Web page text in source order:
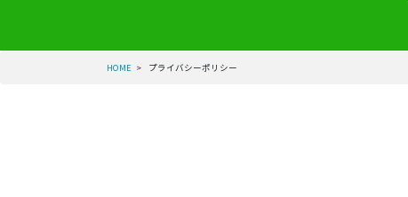
HOME > プライバシーポリシー